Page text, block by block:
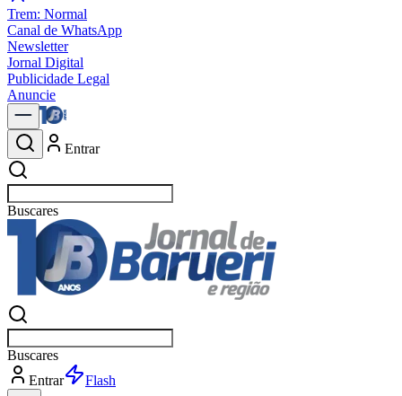
Trem: Normal
Canal de WhatsApp
Newsletter
Jornal Digital
Publicidade Legal
Anuncie
Entrar
Buscarpol
Buscarpol
Entrar
Explorar